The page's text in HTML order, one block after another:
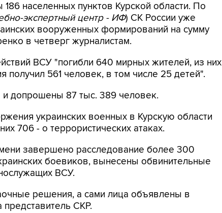
населенных пунктов Курской области. По
экспертный центр - ИФ) СК России уже
вооруженных формирований на сумму
в четверг журналистам.
ВСУ "погибли 640 мирных жителей, из них
получил 561 человек, в том числе 25 детей".
допрошены 87 тыс. 389 человек.
украинских военных в Курскую области
706 - о террористических атаках.
завершено расследование более 300
боевиков, вынесены обвинительные
ВСУ.
решения, а сами лица объявлены в
СКР.